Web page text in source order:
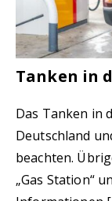
Tanken in
Das Tanken in
Deutschland
beachten.
„Gas Station“